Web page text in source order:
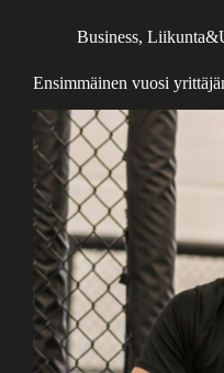
Business,
Ensimmäinen vuosi